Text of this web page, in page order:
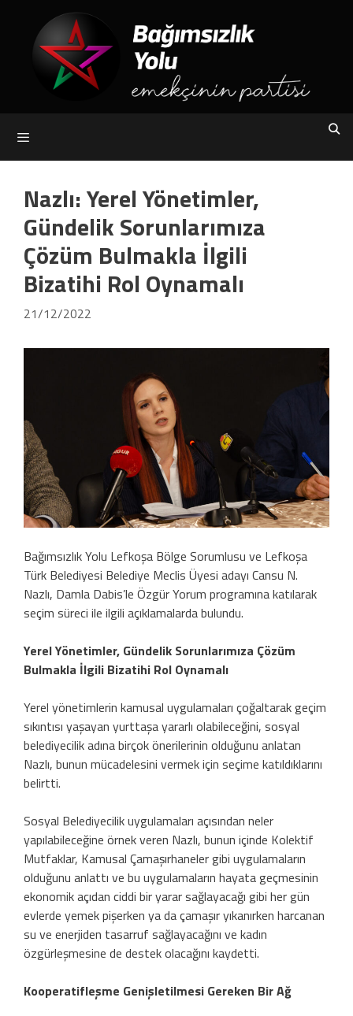
content
Nazlı: Yerel Yönetimler,
Gündelik Sorunlarımıza
Çözüm Bulmakla İlgili
Bizatihi Rol Oynamalı
21/12/2022
Bağımsızlık Yolu Lefkoşa Bölge Sorumlusu ve Lefkoşa
Türk Belediyesi Belediye Meclis Üyesi adayı Cansu N.
Nazlı, Damla Dabis’le Özgür Yorum programına katılarak
seçim süreci ile ilgili açıklamalarda bulundu.
Yerel Yönetimler, Gündelik Sorunlarımıza Çözüm
Bulmakla İlgili Bizatihi Rol Oynamalı
Yerel yönetimlerin kamusal uygulamaları çoğaltarak geçim
sıkıntısı yaşayan yurttaşa yararlı olabileceğini, sosyal
belediyecilik adına birçok önerilerinin olduğunu anlatan
Nazlı, bunun mücadelesini vermek için seçime katıldıklarını
belirtti.
Sosyal Belediyecilik uygulamaları açısından neler
yapılabileceğine örnek veren Nazlı, bunun içinde Kolektif
Mutfaklar, Kamusal Çamaşırhaneler gibi uygulamaların
olduğunu anlattı ve bu uygulamaların hayata geçmesinin
ekonomik açıdan ciddi bir yarar sağlayacağı gibi her gün
evlerde yemek pişerken ya da çamaşır yıkanırken harcanan
su ve enerjiden tasarruf sağlayacağını ve kadın
özgürleşmesine de destek olacağını kaydetti.
Kooperatifleşme Genişletilmesi Gereken Bir Ağ